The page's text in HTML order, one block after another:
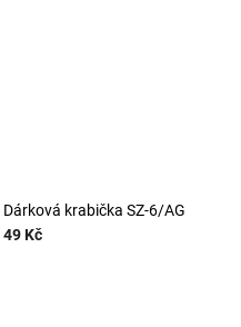
Dárková krabička SZ-6/AG
49 Kč